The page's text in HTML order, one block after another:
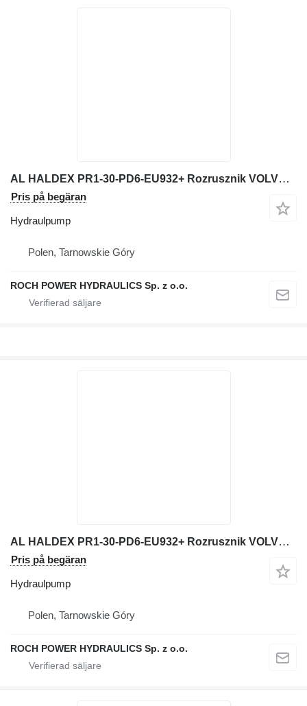
AL HALDEX PR1-30-PD6-EU932+ Rozrusznik VOLVO hydraulpump till Volvo L220EV 2559 hjullastare
Pris på begäran
Hydraulpump
Polen, Tarnowskie Góry
ROCH POWER HYDRAULICS Sp. z o.o.
AL HALDEX PR1-30-PD6-EU932+ Rozrusznik VOLVO hydraulpump till Volvo L180 hjullastare
Pris på begäran
Hydraulpump
Polen, Tarnowskie Góry
ROCH POWER HYDRAULICS Sp. z o.o.